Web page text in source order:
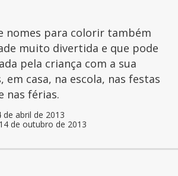
nomes para colorir também
muito divertida e que pode
pela criança com a sua
em casa, na escola, nas festas
nas férias.
de abril de 2013
14 de outubro de 2013